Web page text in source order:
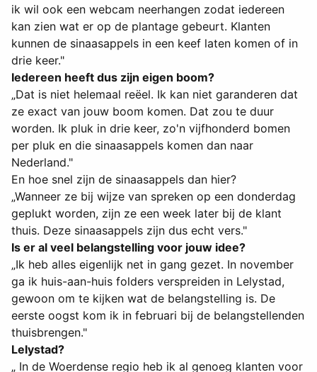
ik wil ook een webcam neerhangen zodat iedereen
kan zien wat er op de plantage gebeurt. Klanten
kunnen de sinaasappels in een keef laten komen of in
drie keer."
Iedereen heeft dus zijn eigen boom?
„Dat is niet helemaal reëel. Ik kan niet garanderen dat
ze exact van jouw boom komen. Dat zou te duur
worden. Ik pluk in drie keer, zo'n vijfhonderd bomen
per pluk en die sinaasappels komen dan naar
Nederland."
En hoe snel zijn de sinaasappels dan hier?
„Wanneer ze bij wijze van spreken op een donderdag
geplukt worden, zijn ze een week later bij de klant
thuis. Deze sinaasappels zijn dus echt vers."
Is er al veel belangstelling voor jouw idee?
„Ik heb alles eigenlijk net in gang gezet. In november
ga ik huis-aan-huis folders verspreiden in Lelystad,
gewoon om te kijken wat de belangstelling is. De
eerste oogst kom ik in februari bij de belangstellenden
thuisbrengen."
Lelystad?
„ In de Woerdense regio heb ik al genoeg klanten voor